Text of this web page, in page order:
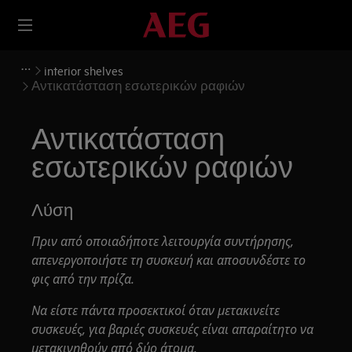
interior shelves
Αντικατάσταση εσωτερικών ραφιών
Αντικατάσταση
εσωτερικών ραφιών
Λύση
Πριν από οποιαδήποτε λειτουργία συντήρησης,
απενεργοποιήστε τη συσκευή και αποσυνδέστε το
φις από την πρίζα.
Να είστε πάντα προσεκτικοί όταν μετακινείτε
συσκευές, για βαριές συσκευές είναι απαραίτητο να
μετακινηθούν από δύο άτομα.